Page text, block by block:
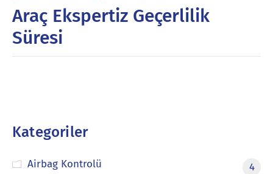
Araç Ekspertiz Geçerlilik
Süresi
Kategoriler
Airbag Kontrolü
4